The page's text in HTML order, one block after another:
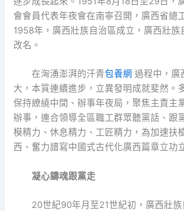
會會員代表年夜會在南寧召開，廣西省總
1958年，廣西壯族自治區成立，廣西壯族
改名。
在洶湧澎湃的汗青包養網 過程中，廣
大，本質連續進步，立異發明成就斐然。
保持繚繞中間、辦事年夜局，聚焦主責主
辦事，連合領導全區職工群眾聽黨話、跟
模精力、休息精力、工匠精力，為加速扶
西、奮力譜寫中國式古代化廣西篇章立功
凝心鑄魂跟黨走
20世紀90年月至21世紀初，廣西壯